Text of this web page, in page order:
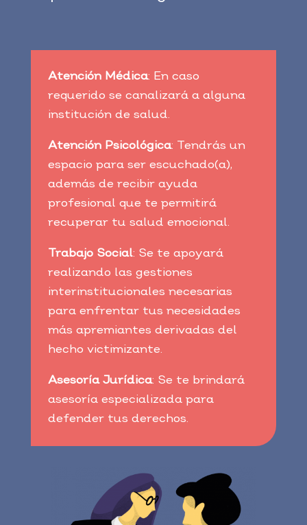
Atención Médica: En caso
requerido se canalizará a alguna
institución de salud.
Atención Psicológica: Tendrás un
espacio para ser escuchado(a),
además de recibir ayuda
profesional que te permitirá
recuperar tu salud emocional.
Trabajo Social: Se te apoyará
realizando las gestiones
interinstitucionales necesarias
para enfrentar tus necesidades
más apremiantes derivadas del
hecho victimizante.
Asesoría Jurídica: Se te brindará
asesoría especializada para
defender tus derechos.